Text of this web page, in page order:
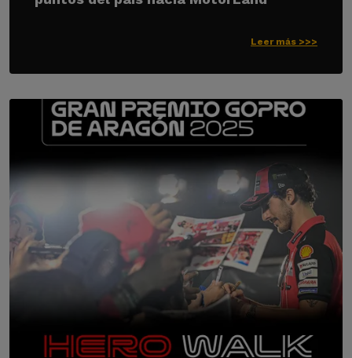
Leer más >>>